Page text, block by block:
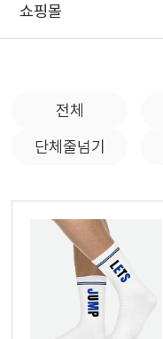
쇼핑몰
전체
단체줄넘기